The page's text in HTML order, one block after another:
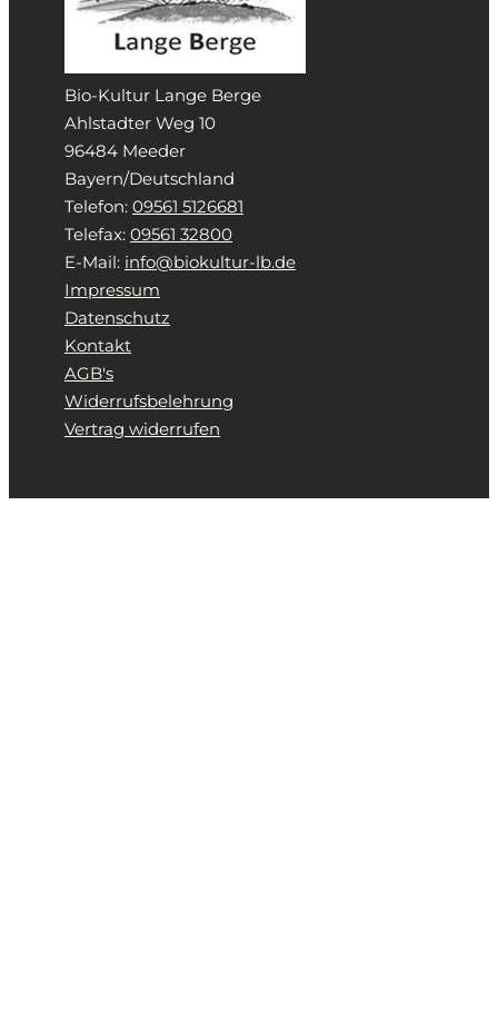
Bio-Kultur Lange Berge
Ahlstadter Weg 10
96484 Meeder
Bayern/Deutschland
Telefon: 09561 5126681
Telefax: 09561 32800
E-Mail: info@biokultur-lb.de
Impressum
Datenschutz
Kontakt
AGB's
Widerrufsbelehrung
Vertrag widerrufen